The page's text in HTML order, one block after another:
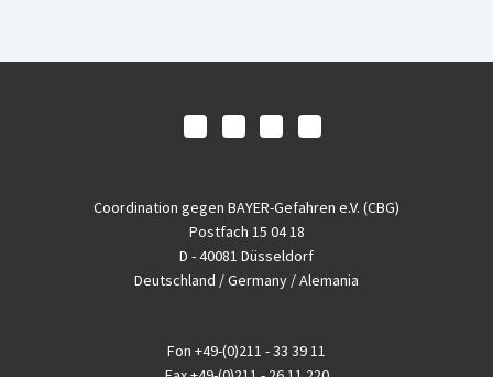
Coordination gegen BAYER-Gefahren e.V. (CBG)
Postfach 15 04 18
D - 40081 Düsseldorf
Deutschland / Germany / Alemania
Fon +49-(0)211 - 33 39 11